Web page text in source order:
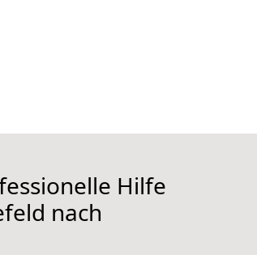
Hilfe
nach